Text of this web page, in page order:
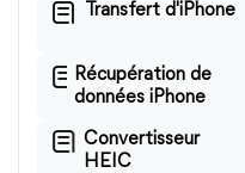
Transfert d'iPhone
Récupération de
données iPhone
Convertisseur
HEIC